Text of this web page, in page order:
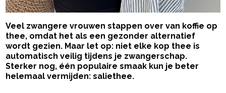
Veel zwangere vrouwen stappen over van koffie op
thee, omdat het als een gezonder alternatief
wordt gezien. Maar let op: niet elke kop thee is
automatisch veilig tijdens je zwangerschap.
Sterker nog, één populaire smaak kun je beter
helemaal vermijden: saliethee.